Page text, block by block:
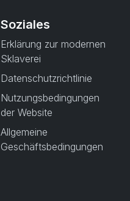
Soziales
Erklärung zur modernen
Sklaverei
Datenschutzrichtlinie
Nutzungsbedingungen
der Website
Allgemeine
Geschäftsbedingungen